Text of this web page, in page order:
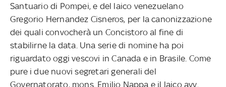
Santuario di Pompei, e del laico venezuelano
Gregorio Hernandez Cisneros, per la canonizzazione
dei quali convocherà un Concistoro al fine di
stabilirne la data. Una serie di nomine ha poi
riguardato oggi vescovi in Canada e in Brasile. Come
pure i due nuovi segretari generali del
Governatorato, mons. Emilio Nappa e il laico avv.